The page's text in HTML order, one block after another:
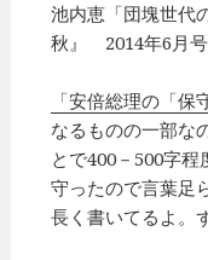
池内恵「団塊世代
秋』 2014年6月
「安倍総理の「保
なるものの一部な
とで400－500字
守ったので言葉足
長く書いてるよ。